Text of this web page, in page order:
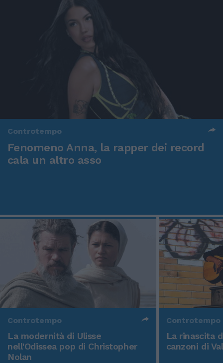
Controtempo
Fenomeno Anna, la rapper dei record
cala un altro asso
Controtempo
La modernità di Ulisse
nell'Odissea pop di Christopher
Nolan
Controtempo
La rinascita
canzoni di